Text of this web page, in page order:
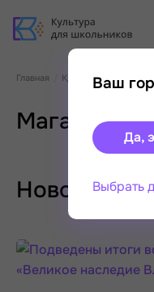
Главная КДШ в регионах
Новости
Ваш
Да,
Выбрать